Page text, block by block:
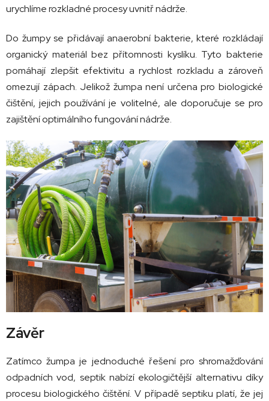
urychlíme rozkladné procesy uvnitř nádrže.
Do žumpy se přidávají anaerobní bakterie, které rozkládají
organický materiál bez přítomnosti kyslíku. Tyto bakterie
pomáhají zlepšit efektivitu a rychlost rozkladu a zároveň
omezují zápach. Jelikož žumpa není určena pro biologické
čištění, jejich používání je volitelné, ale doporučuje se pro
zajištění optimálního fungování nádrže.
Závěr
Zatímco žumpa je jednoduché řešení pro shromažďování
odpadních vod, septik nabízí ekologičtější alternativu díky
procesu biologického čištění. V případě septiku platí, že jej